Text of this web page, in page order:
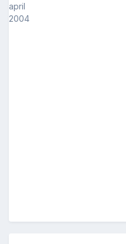
april
2004